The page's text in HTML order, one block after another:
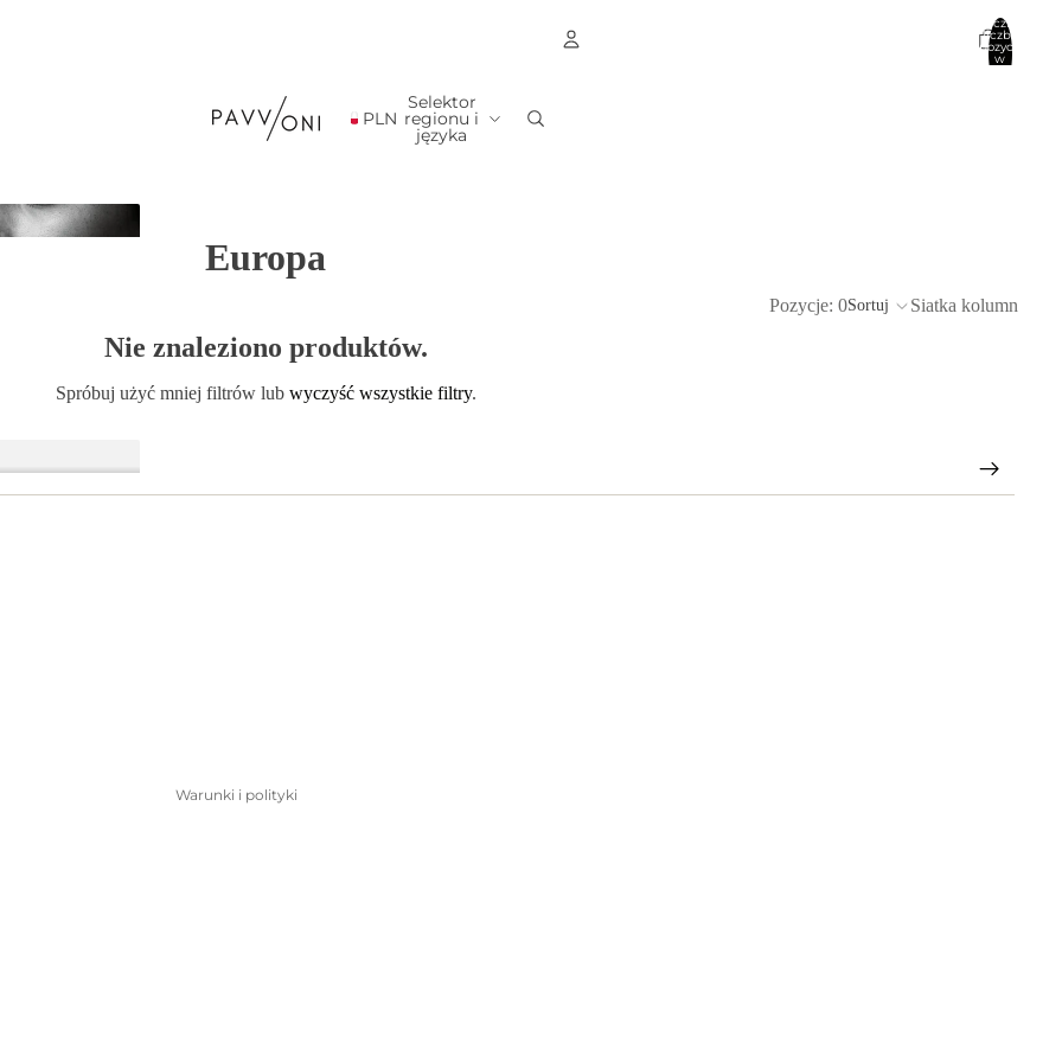
PLN
Selektor
regionu i
języka
Łączna
liczba
pozycji
w
Europa
Pozycje: 0Sortuj Siatka kolumn
Nie znaleziono produktów.
Spróbuj użyć mniej filtrów lub wyczyść wszystkie filtry.
Warunki i polityki